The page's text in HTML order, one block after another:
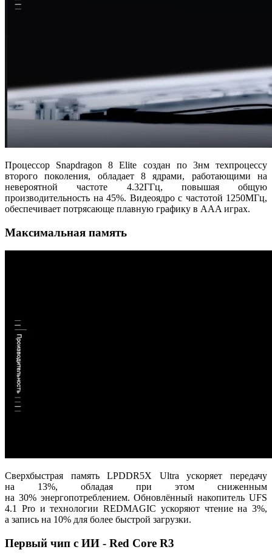
Процессор Snapdragon 8 Elite создан по 3нм техпроцессу
второго поколения, обладает 8 ядрами, работающими на
невероятной частоте 4.32ГГц, повышая общую
производительность на 45%. Видеоядро с частотой 1250МГц,
обеспечивает потрясающе плавную графику в AAA играх.
Максимальная память
Сверхбыстрая память LPDDR5X Ultra ускоряет передачу
на 13%, обладая при этом сниженным
на 30% энергопотреблением. Обновлённый накопитель UFS
4.1 Pro и технологии REDMAGIC ускоряют чтение на 3%,
а запись на 10% для более быстрой загрузки.
Первый чип с ИИ - Red Core R3